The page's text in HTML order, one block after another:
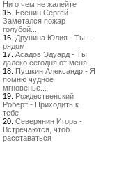
Ни о чем не жалейте
15. Есенин Сергей -
Заметался пожар
голубой...
16. Друнина Юлия - Ты –
рядом
17. Асадов Эдуард - Ты
далеко сегодня от меня…
18. Пушкин Александр - Я
помню чудное
мгновенье...
19. Рождественский
Роберт - Приходить к
тебе
20. Северянин Игорь -
Встречаются, чтоб
расставаться